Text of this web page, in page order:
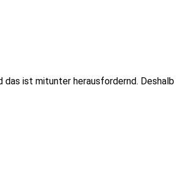
ist mitunter herausfordernd.